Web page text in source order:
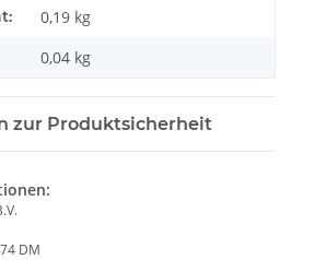
0,19 kg
0,04 kg
zur Produktsicherheit
DM